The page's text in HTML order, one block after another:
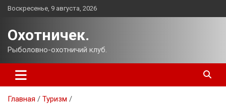
Перейти
Воскресенье, 9 августа, 2026
Охотничек.
Рыболовно-охотничий клуб.
Главная
Туризм